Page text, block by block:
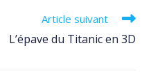
Article suivant
L’épave du Titanic en 3D